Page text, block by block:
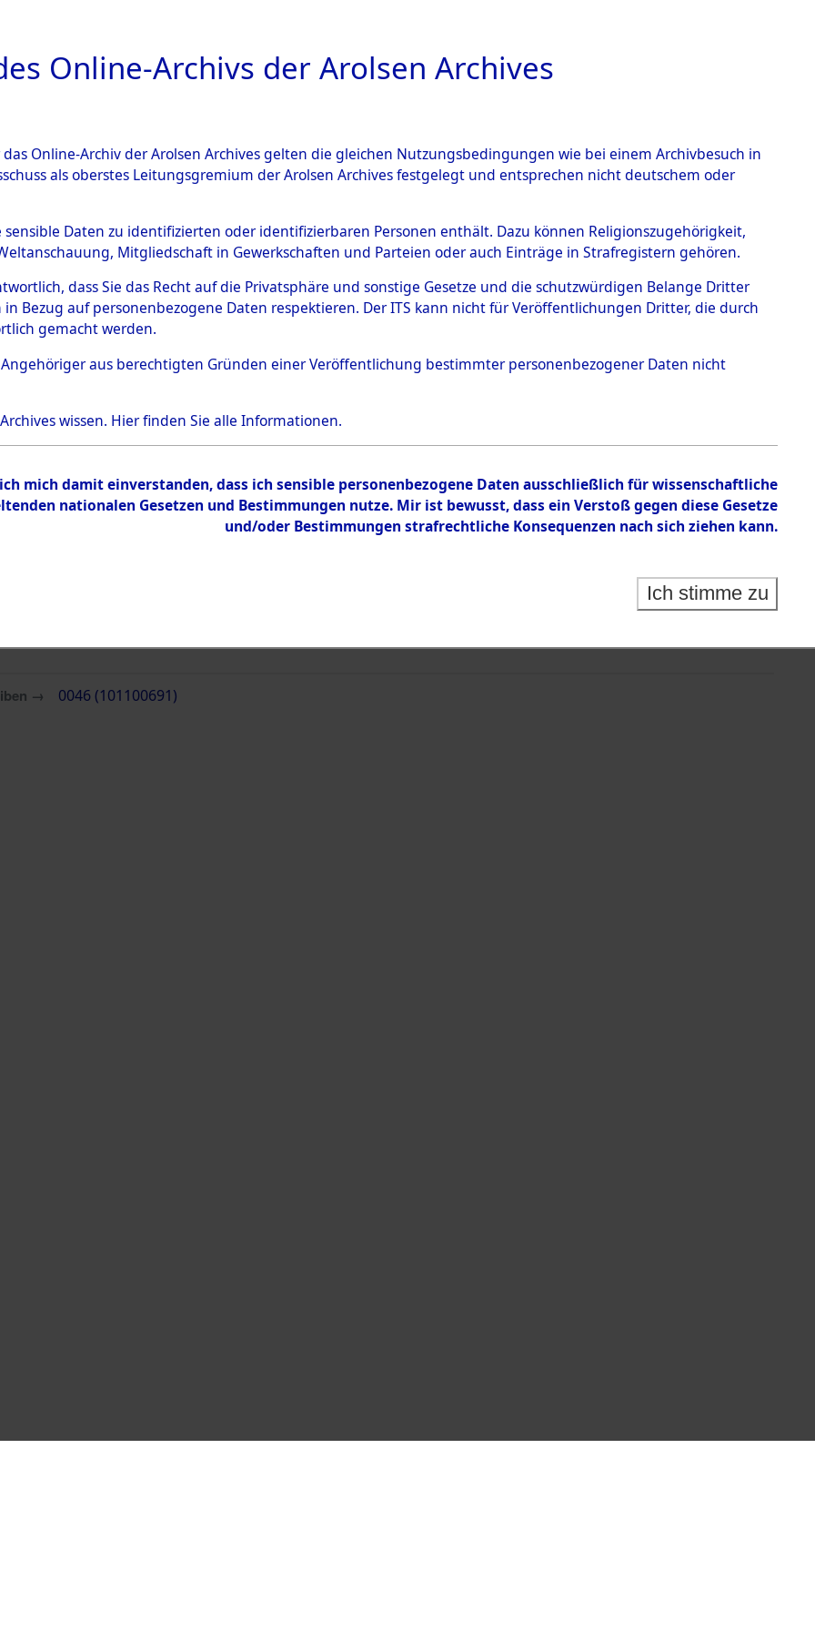
ARCHIVALE ÜBERSICHT BILD
→Kreis Burgdorf→0046 (101100691)
0046 (101100691)
Übergeordnetes
Niedersachsen
Inhalt
Zur Übersicht
→ 0046 (101100691)
Online-Archivs der Arolsen Archives
Online-Archiv der Arolsen Archives gelten die gleichen Nutzungsbedingungen wie bei einem Archivbesuch in
als oberstes Leitungsgremium der Arolsen Archives festgelegt und entsprechen nicht deutschem oder
sensible Daten zu identifizierten oder identifizierbaren Personen enthält. Dazu können Religionszugehörigkeit,
Mitgliedschaft in Gewerkschaften und Parteien oder auch Einträge in Strafregistern gehören.
dass Sie das Recht auf die Privatsphäre und sonstige Gesetze und die schutzwürdigen Belange Dritter
Bezug auf personenbezogene Daten respektieren. Der ITS kann nicht für Veröffentlichungen Dritter, die durch
gemacht werden.
Angehöriger aus berechtigten Gründen einer Veröffentlichung bestimmter personenbezogener Daten nicht
wissen. Hierfinden Sie alle Informationen.
mich damit einverstanden, dass ich sensible personenbezogene Daten ausschließlich für wissenschaftliche
nationalen Gesetzen und Bestimmungen nutze. Mir ist bewusst, dass ein Verstoß gegen diese Gesetze
und/oder Bestimmungen strafrechtliche Konsequenzen nach sich ziehen kann.
Ich stimme zu